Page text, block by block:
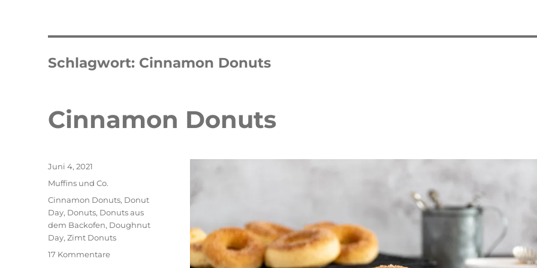
Schlagwort: Cinnamon Donuts
Cinnamon Donuts
Veröffentlicht
Juni 4, 2021
Kategorien
Muffins und Co.
Schlagwörter
Cinnamon Donuts, Donut
Day, Donuts, Donuts aus
dem Backofen, Doughnut
Day,Zimt Donuts
17 Kommentarezu